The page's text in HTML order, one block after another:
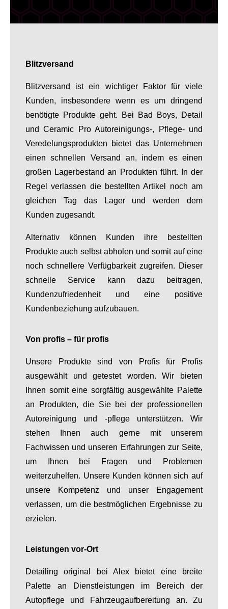
Blitzversand
Blitzversand ist ein wichtiger Faktor für viele
Kunden, insbesondere wenn es um dringend
benötigte Produkte geht. Bei Bad Boys, Detail
und Ceramic Pro Autoreinigungs-, Pflege- und
Veredelungsprodukten bietet das Unternehmen
einen schnellen Versand an, indem es einen
großen Lagerbestand an Produkten führt. In der
Regel verlassen die bestellten Artikel noch am
gleichen Tag das Lager und werden dem
Kunden zugesandt.
Alternativ können Kunden ihre bestellten
Produkte auch selbst abholen und somit auf eine
noch schnellere Verfügbarkeit zugreifen. Dieser
schnelle Service kann dazu beitragen,
Kundenzufriedenheit und eine positive
Kundenbeziehung aufzubauen.
Von profis – für profis
Unsere Produkte sind von Profis für Profis
ausgewählt und getestet worden. Wir bieten
Ihnen somit eine sorgfältig ausgewählte Palette
an Produkten, die Sie bei der professionellen
Autoreinigung und -pflege unterstützen. Wir
stehen Ihnen auch gerne mit unserem
Fachwissen und unseren Erfahrungen zur Seite,
um Ihnen bei Fragen und Problemen
weiterzuhelfen. Unsere Kunden können sich auf
unsere Kompetenz und unser Engagement
verlassen, um die bestmöglichen Ergebnisse zu
erzielen.
Leistungen vor-Ort
Detailing original bei Alex bietet eine breite
Palette an Dienstleistungen im Bereich der
Autopflege und Fahrzeugaufbereitung an. Zu